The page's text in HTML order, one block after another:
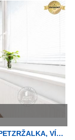
AXIS REAL | 1-IZBOVÝ BYT 38 m², BA V - PETZRŽALKA, VÍGĽAŠSKÁ ULICA